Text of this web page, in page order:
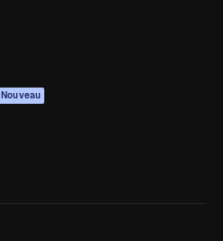
Nouveau